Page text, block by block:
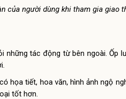
của người dùng khi tham gia giao
tác động từ bên ngoài. Ốp
tiết, hoa văn, hình ảnh ngộ
tốt hơn.